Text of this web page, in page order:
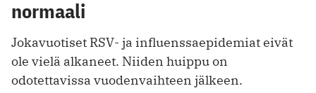
normaali
Jokavuotiset RSV- ja influenssaepidemiat eivät
ole vielä alkaneet. Niiden huippu on
odotettavissa vuodenvaihteen jälkeen.